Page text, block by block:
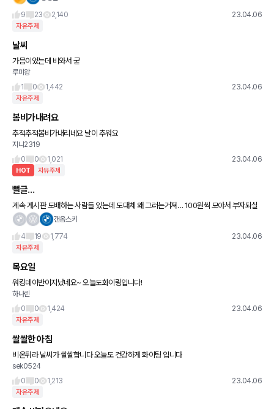
9
23 2,140 23.04.06
자유주제
날씨
가믐이었는데 비와서 굳
루미왕
1
0 1,442 23.04.06
자유주제
봄비가내려요
추적추적봄비가내리네요 날이 추워요
지니2319
0
0 1,021 23.04.06
HOT 자유주제
뻘글…
계속 게시판 도배하는 사람들 있는데 도대체 왜 그러는거져… 100원씩 모아서 부자되실
껀가요
갠옴스키
4
19 1,774 23.04.06
자유주제
목요일
워킹데이반이지났네요~ 오늘도화이링입니다!
하나린
0
0 1,424 23.04.06
자유주제
쌀쌀한 아침
비온뒤라 날씨가 쌀쌀합니다 오늘도 건강하게 화이팅 입니다
sek0524
0
0 1,213 23.04.06
자유주제